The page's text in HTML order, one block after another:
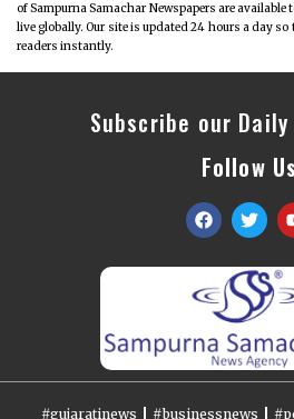
of Sampurna Samachar Newspapers are available
live globally. Our site is updated 24 hours a day
readers instantly.
Subscribe our
Follow Us
#gujaratinews #businessnews